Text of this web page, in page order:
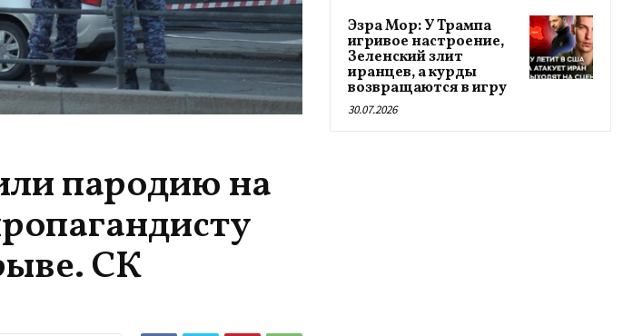
пародию на
СК
Эзра Мор: У Трампа
игривое настроение,
Зеленский злит
иранцев, а курды
возвращаются в игру
30.07.2026